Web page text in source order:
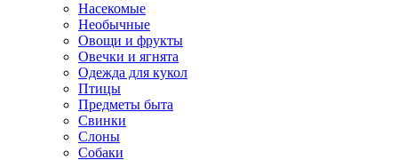
Насекомые
Необычные
Овощи и фрукты
Овечки и ягнята
Одежда для кукол
Птицы
Предметы быта
Свинки
Слоны
Собаки